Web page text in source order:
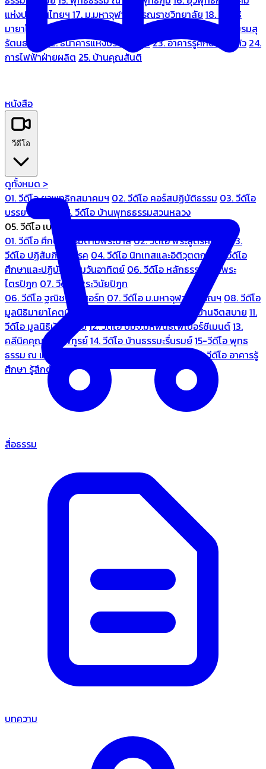
แห่งประเทศไทยฯ 17. ม.มหาจุฬาลงกรณราชวิทยาลัย 18. มูลนิธิ
มายาโคตมี
19. ariya wellness center
21. ชมรมสุ
รัตนธรรม
22. ธนาคารแห่งประเทศไทย23. อาคารรู้ศึกษารู้สึกตัว 24.
การไฟฟ้าฝ่ายผลิต 25. บ้านคุณสันติ
หนังสือ
วีดีโอ
ดูทั้งหมด >
01. วีดีโอ ยุวพุทธิกสมาคมฯ 02. วีดีโอ คอร์สปฏิบัติธรรม 03. วีดีโอ
บรรยายทั่วไป
04. วีดีโอ บ้านพุทธธรรมสวนหลวง
05. วีดีโอ เบนซ์ทองหล่อ
01. วีดีโอ ศึกษาธรรมตามพระบาลี02. วีดีโอ พระสูตรศึกษา
03.
วีดีโอ ปฏิสัมภิทามรรค 04. วีดีโอ นิทเทสและอิติวุตตกะ
05. วีดีโอ
ศึกษาและปฏิบัติธรรมวันอาทิตย์ 06. วีดีโอ หลักธรรมตามพระ
ไตรปิฎก 07. วีดีโอ พระวินัยปิฎก
06. วีดีโอ ฐณิชาฌ์รีสอร์ท 07. วีดีโอ ม.มหาจุฬาลงกรณฯ 08. วีดีโอ
มูลนิธิมายาโคตมี
10. วีดีโอ บ้านจิตสบาย 11.
วีดีโอ มูลนิธิบ้านอารีย์12. วีดีโอ บมจ.มหพันธ์ไฟเบอร์ซีเมนต์13.
คลีนิคคุณหมอไพทูรย์14. วีดีโอ บ้านธรรมะรื่นรมย์15-วีดีโอ พุทธ
ธรรม ณ แดนพุทธภูมิ
19. วีดีโอ อาคารรู้
ศึกษา รู้สึกตัว
สื่อธรรม
บทความ